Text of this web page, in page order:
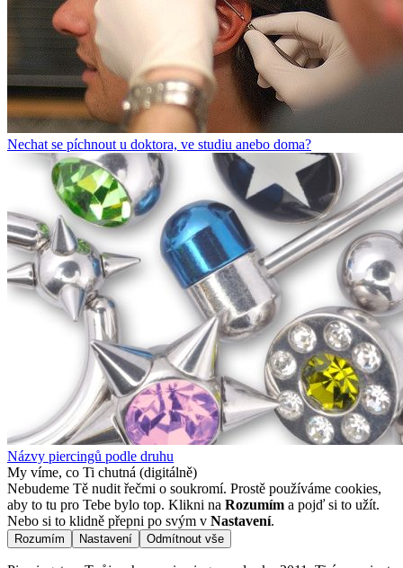
Nechat se píchnout u doktora, ve studiu anebo doma?
Názvy piercingů podle druhu
My víme, co Ti chutná (digitálně)
Nebudeme Tě nudit řečmi o soukromí. Prostě používáme cookies,
aby to tu pro Tebe bylo top. Klikni na Rozumím a pojď si to užít.
Nebo si to klidně přepni po svým v Nastavení.
Rozumím Nastavení Odmítnout vše